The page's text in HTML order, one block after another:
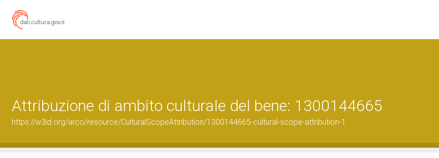
Attribuzione di ambito culturale del bene: 1300144665
https://w3id.org/arco/resource/CulturalScopeAttribution/1300144665-cultural-scope-attribution-1